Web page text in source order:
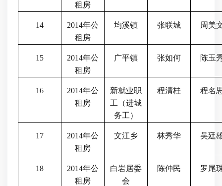
租房
14 2014年公
租房
均溪镇 张联城 周美
15 2014年公
租房
广平镇 张如何 陈玉
16 2014年公
租房
新就业职
工（进城
务工）
程清桂 程名
17 2014年公
租房
文江乡 林秀华 吴廷
18 2014年公
租房
白岩居委
会
陈仲民 罗尾